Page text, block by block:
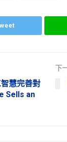
慧完善對
Sells an
下